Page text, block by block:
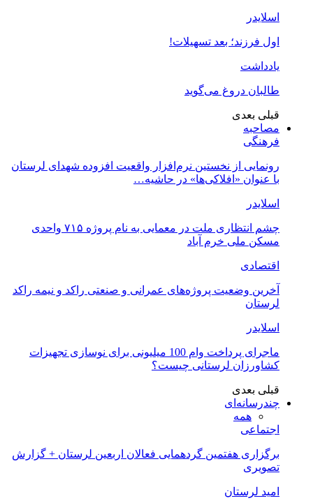
اسلایدر
اول فرزند؛ بعد تسهیلات!
یادداشت
طالبان دروغ می‌گوید
قبلی بعدی
مصاحبه
فرهنگی
رونمایی از نخستین نرم‌افزار واقعیت افزوده شهدای لرستان
با عنوان «افلاکی‌ها» در حاشیه…
اسلایدر
چشم انتظاری ملت در معمایی به نام پروژه ۷۱۵ واحدی
مسکن ملی خرم آباد
اقتصادی
آخرین وضعیت پروژه‌های عمرانی و صنعتی راکد و نیمه راکد
لرستان
اسلایدر
ماجرای پرداخت وام 100 میلیونی برای نوسازی تجهیزات
کشاورزان لرستانی چیست؟
قبلی بعدی
چندرسانه‌ای
همه
اجتماعی
برگزاری هفتمین گردهمایی فعالان اربعین لرستان + گزارش
تصویری
امید لرستان